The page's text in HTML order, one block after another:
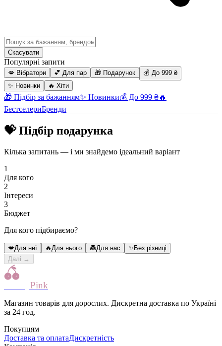
Скасувати
Популярні запити
💋 Вібратори 💕 Для пар 🎁 Подарунок
💰 До 999 ₴
✨ Новинки
🔥 Хіти
🎁 Підбір за бажанням✨ Новинки💰 До 999 ₴🔥
БестселериБренди
💝Підбір подарунка
Кілька запитань — і ми знайдемо ідеальний варіант
1
Для кого
2
Інтереси
3
Бюджет
Для кого підбираємо?
💋Для неї 🔥 Для нього 💑Для нас ✨ Без різниці
Далі →
Pink
Магазин товарів для дорослих. Дискретна доставка по Україні
за 24 год.
Покупцям
Доставка та оплатаДискретність